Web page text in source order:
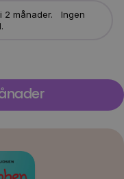
2 månader. Ingen